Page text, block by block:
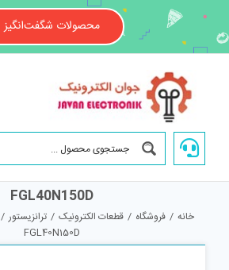
content
محصولات شگفت‌انگیز
FGL40N150D
خانه / فروشگاه / قطعات الکترونیک / ترانزیستور /
FGL40N150D